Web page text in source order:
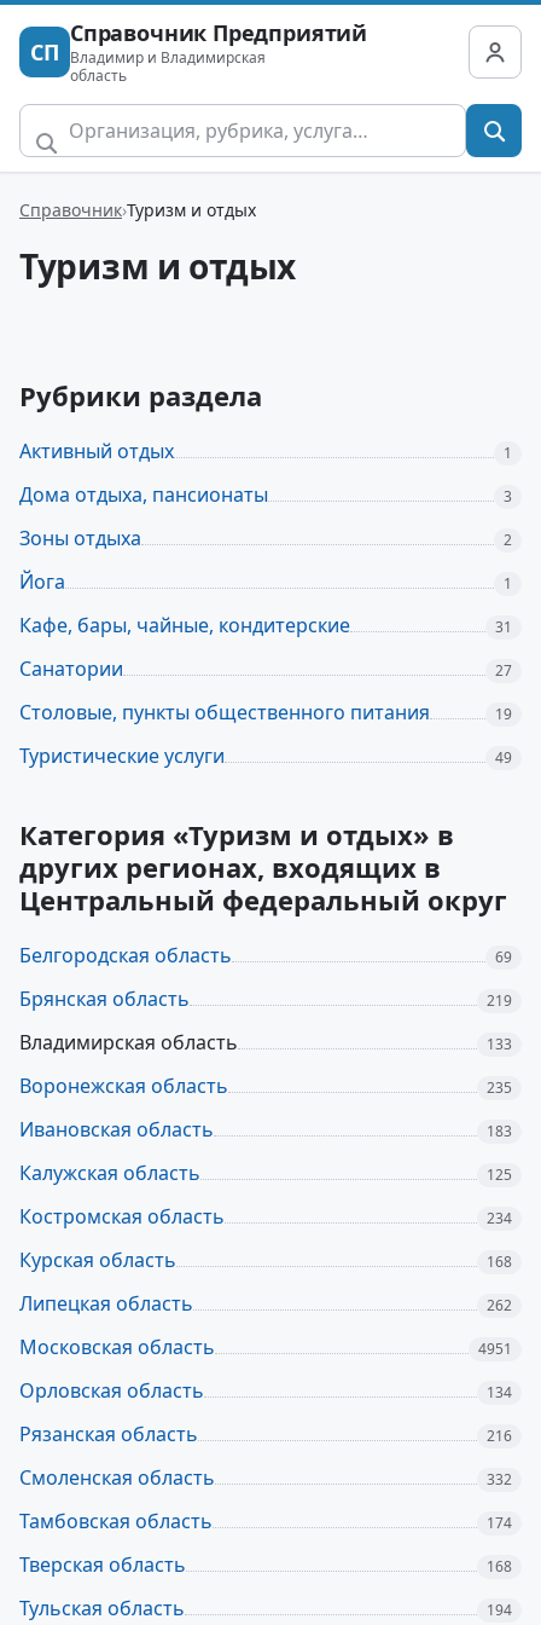
СП
Справочник Предприятий
Владимир и Владимирская
область
Справочник Туризм и отдых
Туризм и отдых
Рубрики раздела
Активный отдых 1
Дома отдыха, пансионаты 3
Зоны отдыха 2
Йога 1
Кафе, бары, чайные, кондитерские 31
Санатории 27
Столовые, пункты общественного питания 19
Туристические услуги 49
Категория «Туризм и отдых» в
других регионах, входящих в
Центральный федеральный округ
Белгородская область 69
Брянская область 219
Владимирская область 133
Воронежская область 235
Ивановская область 183
Калужская область 125
Костромская область 234
Курская область 168
Липецкая область 262
Московская область 4951
Орловская область 134
Рязанская область 216
Смоленская область 332
Тамбовская область 174
Тверская область 168
Тульская область 194